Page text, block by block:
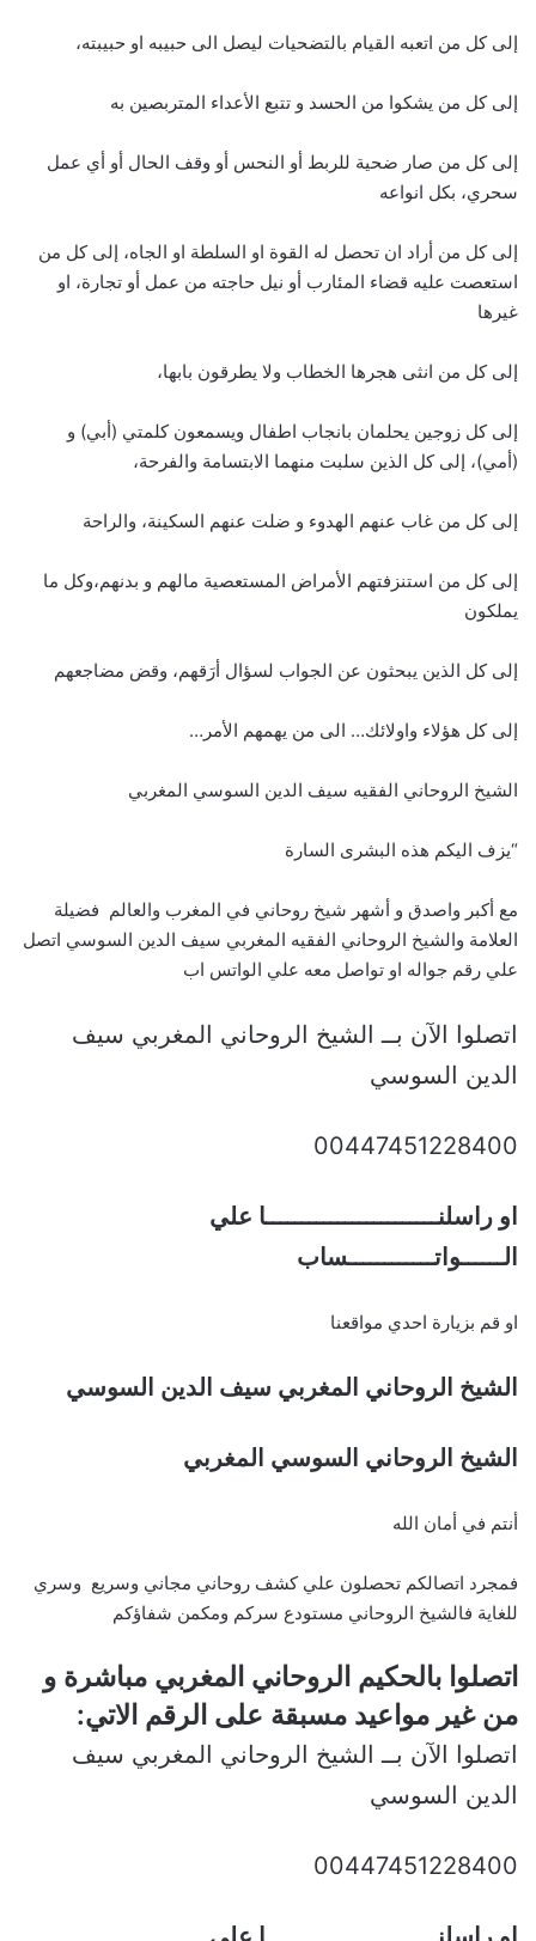
إلى كل من اتعبه القيام بالتضحيات ليصل الى حبيبه او حبيبته،
إلى كل من يشكوا من الحسد و تتبع الأعداء المتربصين به
إلى كل من صار ضحية للربط أو النحس أو وقف الحال أو أي عمل
سحري، بكل انواعه
إلى كل من أراد ان تحصل له القوة او السلطة او الجاه، إلى كل من
استعصت عليه قضاء المئارب أو نيل حاجته من عمل أو تجارة، او
غيرها
إلى كل من انثى هجرها الخطاب ولا يطرقون بابها،
إلى كل زوجين يحلمان بانجاب اطفال ويسمعون كلمتي (أبي) و
(أمي)، إلى كل الذين سلبت منهما الابتسامة والفرحة،
إلى كل من غاب عنهم الهدوء و ضلت عنهم السكينة، والراحة
إلى كل من استنزفتهم الأمراض المستعصية مالهم و بدنهم،وكل ما
يملكون
إلى كل الذين يبحثون عن الجواب لسؤال أرَقهم، وقض مضاجعهم
إلى كل هؤلاء واولائك… الى من يهمهم الأمر…
الشيخ الروحاني الفقيه سيف الدين السوسي المغربي
“يزف اليكم هذه البشرى السارة
مع أكبر واصدق و أشهر شيخ روحاني في المغرب والعالم فضيلة
العلامة والشيخ الروحاني الفقيه المغربي سيف الدين السوسي اتصل
علي رقم جواله او تواصل معه علي الواتس اب
اتصلوا الآن بــ الشيخ الروحاني المغربي سيف
الدين السوسي
00447451228400
او راسلنــــــــــــــــــــــــا علي
الــــــواتــــــــــــساب
او قم بزيارة احدي مواقعنا
الشيخ الروحاني المغربي سيف الدين السوسي
الشيخ الروحاني السوسي المغربي
أنتم في أمان الله
فمجرد اتصالكم تحصلون علي كشف روحاني مجاني وسريع وسري
للغاية فالشيخ الروحاني مستودع سركم ومكمن شفاؤكم
اتصلوا بالحكيم الروحاني المغربي مباشرة و
من غير مواعيد مسبقة على الرقم الاتي:
اتصلوا الآن بــ الشيخ الروحاني المغربي سيف
الدين السوسي
00447451228400